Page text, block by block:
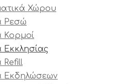
Χώρου
Ρεσώ
Κορμοί
Εκκλησίας
Refill
Εκδηλώσεων